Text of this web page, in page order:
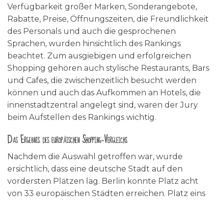
Verfügbarkeit großer Marken, Sonderangebote,
Rabatte, Preise, Öffnungszeiten, die Freundlichkeit
des Personals und auch die gesprochenen
Sprachen, wurden hinsichtlich des Rankings
beachtet. Zum ausgiebigen und erfolgreichen
Shopping gehören auch stylische Restaurants, Bars
und Cafes, die zwischenzeitlich besucht werden
können und auch das Aufkommen an Hotels, die
innenstadtzentral angelegt sind, waren der Jury
beim Aufstellen des Rankings wichtig.
Das Ergebnis des europäischen Shopping-Vergleichs
Nachdem die Auswahl getroffen war, wurde
ersichtlich, dass eine deutsche Stadt auf den
vordersten Plätzen lag. Berlin konnte Platz acht
von 33 europäischen Städten erreichen. Platz eins